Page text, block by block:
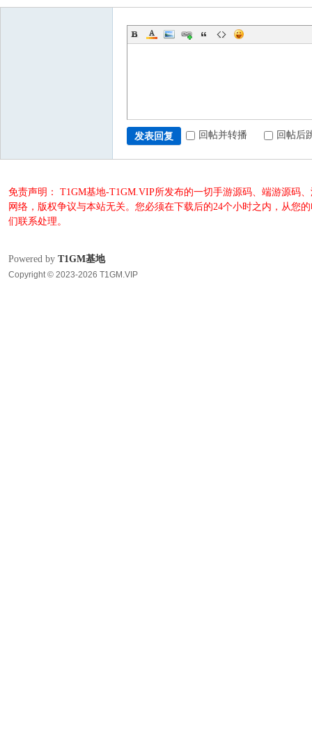
发表回复 回帖并转播 回帖后
免责声明： T1GM基地-T1GM.VIP所发布的一切手游源码、端游源码
网络，版权争议与本站无关。您必须在下载后的24个小时之内，从您
们联系处理。
Powered by T1GM基地
Copyright © 2023-2026 T1GM.VIP